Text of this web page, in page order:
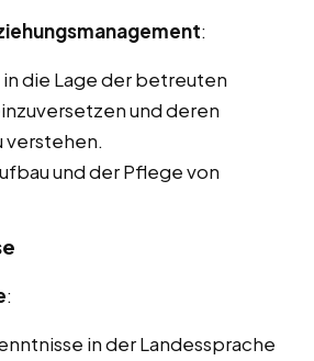
:
die Lage der betreuten
und deren
verstehen.
und der Pflege von
:
in der Landessprache